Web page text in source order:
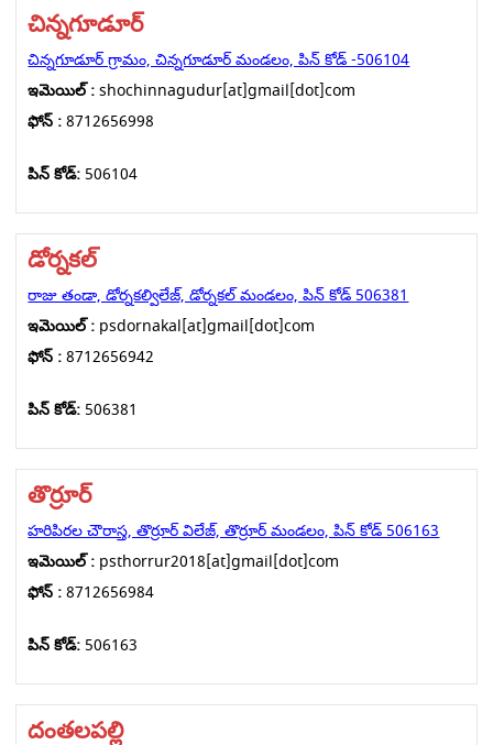
చిన్నగూడూర్
చిన్నగూడూర్ గ్రామం, చిన్నగూడూర్ మండలం, పిన్ కోడ్ -506104
ఇమెయిల్ :shochinnagudur[at]gmail[dot]com
ఫోన్ :8712656998
పిన్ కోడ్: 506104
డోర్నకల్
రాజు తండా, డోర్నకల్విలేజ్, డోర్నకల్ మండలం, పిన్ కోడ్ 506381
ఇమెయిల్ : psdornakal[at]gmail[dot]com
ఫోన్ :8712656942
పిన్ కోడ్: 506381
తొర్రూర్
హరిపిరల చౌరాస్త, తొర్రూర్ విలేజ్, తొర్రూర్ మండలం, పిన్ కోడ్ 506163
ఇమెయిల్ : psthorrur2018[at]gmail[dot]com
ఫోన్ :8712656984
పిన్ కోడ్: 506163
దంతలపల్లి